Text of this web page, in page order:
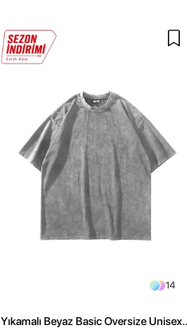
14
Yıkamalı Beyaz Basic Oversize Unisex